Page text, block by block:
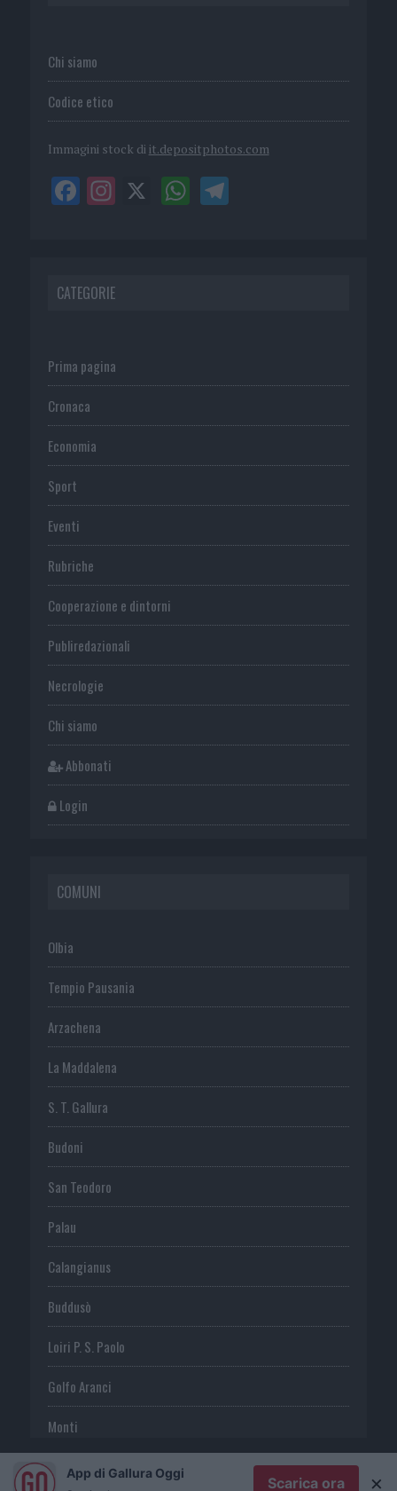
Chi siamo
Codice etico
Immagini stock di it.depositphotos.com
CATEGORIE
Prima pagina
Cronaca
Economia
Sport
Eventi
Rubriche
Cooperazione e dintorni
Publiredazionali
Necrologie
Chi siamo
Abbonati
Login
COMUNI
Olbia
Tempio Pausania
Arzachena
La Maddalena
S. T. Gallura
Budoni
San Teodoro
Palau
Calangianus
Buddusò
Loiri P. S. Paolo
Golfo Aranci
Monti
TeltiApp di Gallura Oggi
Scarica ora ×